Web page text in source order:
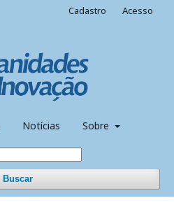
Notícias Sobre
Buscar
Cadastro Acesso